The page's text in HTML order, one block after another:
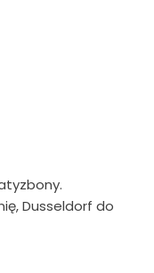
Dusseldorf do